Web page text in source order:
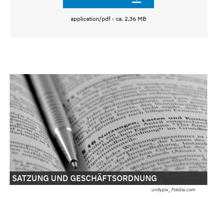
application/pdf - ca. 2,36 MB
unitypix_Fotolia.com
SATZUNG UND GESCHÄFTSORDNUNG